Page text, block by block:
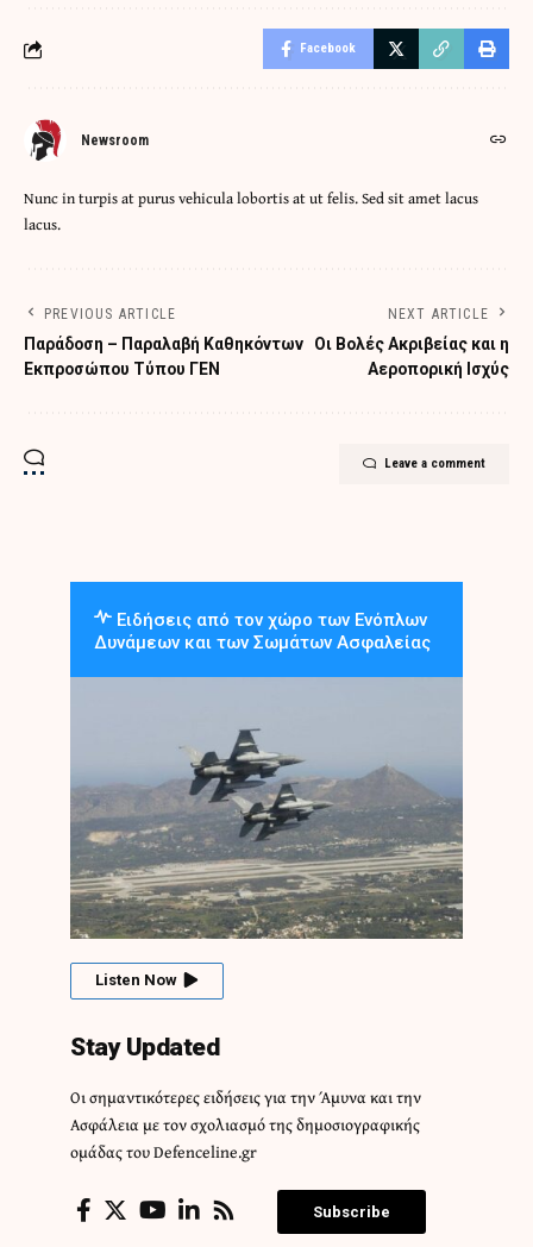
Facebook
Newsroom
Nunc in turpis at purus vehicula lobortis at ut felis. Sed sit amet lacus
lacus.
PREVIOUS ARTICLE
Παράδοση – Παραλαβή Καθηκόντων
Εκπροσώπου Τύπου ΓΕΝ
NEXT ARTICLE
Οι Βολές Ακριβείας και η
Αεροπορική Ισχύς
Leave a comment
Ειδήσεις από τον χώρο των Ενόπλων
Δυνάμεων και των Σωμάτων Ασφαλείας
Listen Now
Stay Updated
Οι σημαντικότερες ειδήσεις για την Άμυνα και την
Ασφάλεια με τον σχολιασμό της δημοσιογραφικής
ομάδας του Defenceline.gr
Subscribe